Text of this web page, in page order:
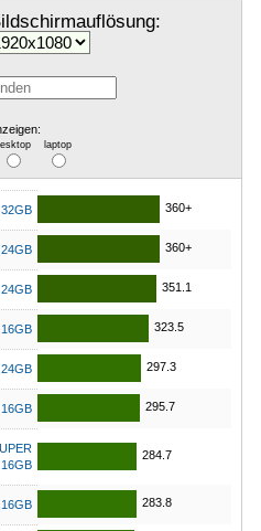
laptop
360+
360+
351.1
323.5
297.3
295.7
16GB
284.7
283.8